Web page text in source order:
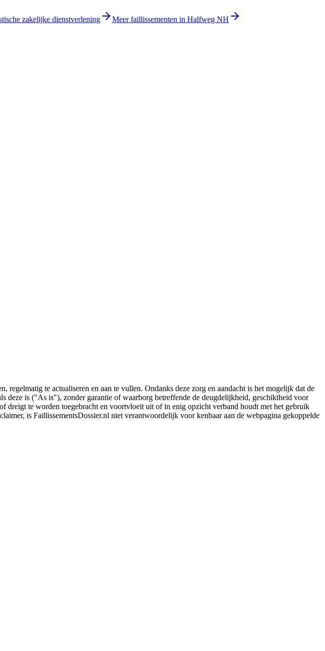
zakelijke dienstverlening
Meer faillissementen in Halfweg NH
te actualiseren en aan te vullen. Ondanks deze zorg en aandacht is het mogelijk dat de
deze is ("As is"), zonder garantie of waarborg betreffende de deugdelijkheid, geschiktheid voor
dreigt te worden toegebracht en voortvloeit uit of in enig opzicht verband houdt met het gebruik
is FaillissementsDossier.nl niet verantwoordelijk voor kenbaar aan de webpagina gekoppelde